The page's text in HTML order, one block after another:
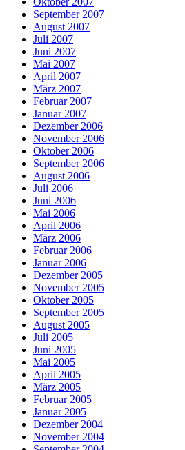
September 2007
August 2007
Juli 2007
Juni 2007
Mai 2007
April 2007
März 2007
Februar 2007
Januar 2007
Dezember 2006
November 2006
Oktober 2006
September 2006
August 2006
Juli 2006
Juni 2006
Mai 2006
April 2006
März 2006
Februar 2006
Januar 2006
Dezember 2005
November 2005
Oktober 2005
September 2005
August 2005
Juli 2005
Juni 2005
Mai 2005
April 2005
März 2005
Februar 2005
Januar 2005
Dezember 2004
November 2004